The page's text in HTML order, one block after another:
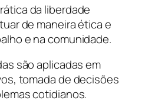
da liberdade
de maneira ética e
e na comunidade.
são aplicadas em
tomada de decisões
cotidianos.